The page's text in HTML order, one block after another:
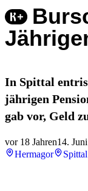
In Spittal
jährigen
gab vor, Geld
vor 18 Jahren14.
Hermagor